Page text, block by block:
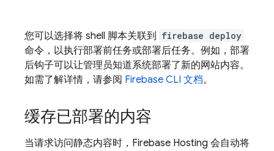
您可以选择将 shell 脚本关联到 firebase deploy
命令，以执行部署前任务或部署后任务。例如，部署
后钩子可以让管理员知道系统部署了新的网站内容。
如需了解详情，请参阅 Firebase CLI 文档。
缓存已部署的内容
当请求访问静态内容时， Firebase Hosting 会自动将